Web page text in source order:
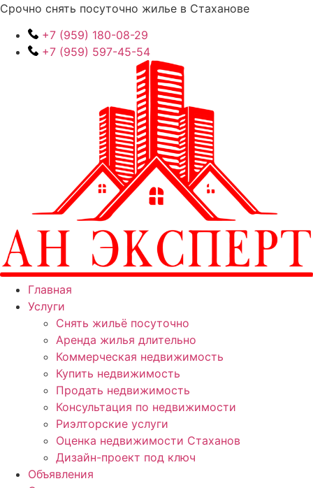
Перейти
содержимому
Срочно снять посуточно жилье в Стаханове
+7 (959) 180-08-29
+7 (959) 597-45-54
Главная
Услуги
Снять жильё посуточно
Аренда жилья длительно
Коммерческая недвижимость
Купить недвижимость
Продать недвижимость
Консультация по недвижимости
Риэлторские услуги
Оценка недвижимости Стаханов
Дизайн-проект под ключ
Объявления